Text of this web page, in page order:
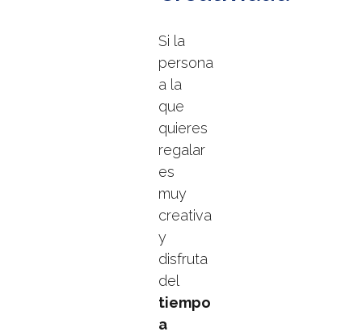
Si la
persona
a la
que
quieres
regalar
es
muy
creativa
y
disfruta
del
tiempo
a